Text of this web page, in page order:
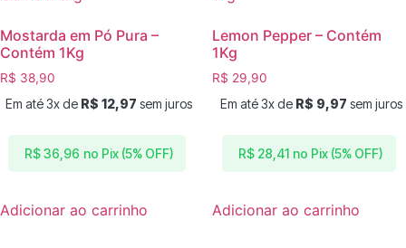
Mostarda em Pó Pura –
Contém 1Kg
R$ 38,90
R$36,96 no Pix (5% OFF)
Em até 3x de R$ 12,97 sem juros
Adicionar ao carrinho
Lemon Pepper – Contém
1Kg
R$ 29,90
R$ 28,41 no Pix (5% OFF)
Em até 3x de R$ 9,97 sem juros
Adicionar ao carrinho